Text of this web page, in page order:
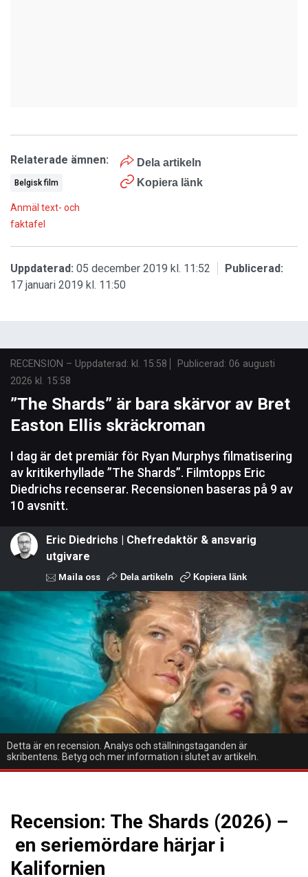
Dela artikeln
Kopiera länk
Relaterade ämnen:
Belgisk film
Anmäl text- och
faktafel
Uppdaterad: 05 december 2019 kl. 11:52
Publicerad:
17 januari 2019 kl. 11:50
RECENSION – Uppdaterad: kl. 15:58 Publicerad: 06 augusti
2026 kl. 15:58
”The Shards” är bara skärvor av Bret
Easton Ellis skräckroman
I dag är det premiär för Ryan Murphys filmatisering
av kritikerhyllade ”The Shards”. Filmtopps Eric
Diedrichs recenserar. Recensionen baseras på 9 av
10 avsnitt.
Eric Diedrichs | Chefredaktör & ansvarig
utgivare
Maila oss Dela artikeln Kopiera länk
Detta är en recension. Analys och ställningstaganden är
skribentens. Betyg och mer information i slutet av artikeln.
Recension: The Shards (2026) –
en seriemördare härjar i
Kalifornien